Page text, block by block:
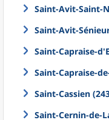
Saint-Avit-Saint-
Saint-Avit-
Saint-Capraise-
Saint-Capraise-
Saint-Cassien
Saint-Cernin-de-